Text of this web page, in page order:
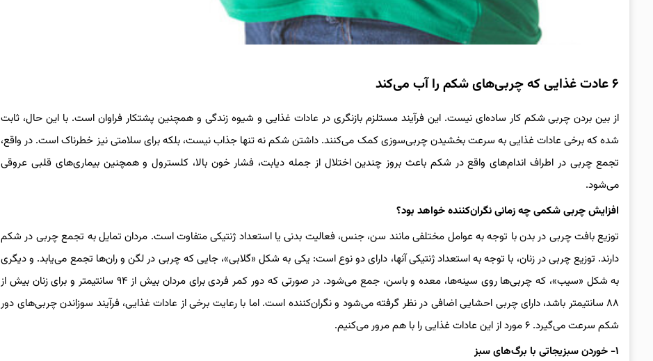
۶ عادت غذایی که چربی‌های شکم را آب می‌کند
از بین بردن چربی شکم کار ساده‌ای نیست. این فرآیند مستلزم بازنگری در عادات غذایی و شیوه زندگی و همچنین پشتکار فراوان است. با این حال، ثابت
شده که برخی عادات غذایی به سرعت بخشیدن چربی‌سوزی کمک می‌کنند. داشتن شکم نه تنها جذاب نیست، بلکه برای سلامتی نیز خطرناک است. در واقع،
تجمع چربی در اطراف اندام‌های واقع در شکم باعث بروز چندین اختلال از جمله دیابت، فشار خون بالا، کلسترول و همچنین بیماری‌های قلبی عروقی
می‌شود.
افزایش چربی شکمی چه زمانی نگران‌کننده خواهد بود؟
توزیع بافت چربی در بدن با توجه به عوامل مختلفی مانند سن، جنس، فعالیت بدنی یا استعداد ژنتیکی متفاوت است. مردان تمایل به تجمع چربی در شکم
دارند. توزیع چربی در زنان، با توجه به استعداد ژنتیکی آنها، دارای دو نوع است: یکی به شکل «گلابی»، جایی که چربی در لگن و ران‌ها تجمع می‌یابد. و دیگری
به شکل «سیب»، که چربی‌ها روی سینه‌ها، معده و باسن، جمع می‌شود. در صورتی که دور کمر فردی برای مردان بیش از ۹۴ سانتیمتر و برای زنان بیش از
۸۸ سانتیمتر باشد، دارای چربی احشایی اضافی در نظر گرفته می‌شود و نگران‌کننده است. اما با رعایت برخی از عادات غذایی، فرآیند سوزاندن چربی‌های دور
شکم سرعت می‌گیرد. ۶ مورد از این عادات غذایی را با هم مرور می‌کنیم.
۱- خوردن سبزیجاتی با برگ‌های سبز